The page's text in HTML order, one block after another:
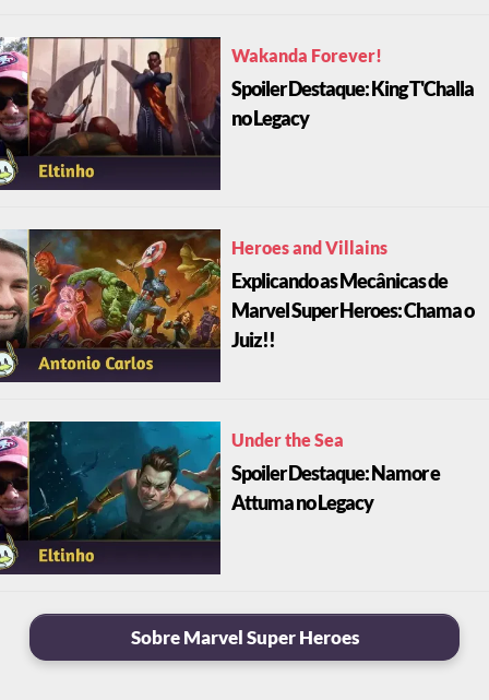
Wakanda Forever!
Spoiler Destaque: King T'Challa
no Legacy
Heroes and Villains
Explicando as Mecânicas de
Marvel Super Heroes: Chama o
Juiz!!
Under the Sea
Spoiler Destaque: Namor e
Attuma no Legacy
Sobre Marvel Super Heroes